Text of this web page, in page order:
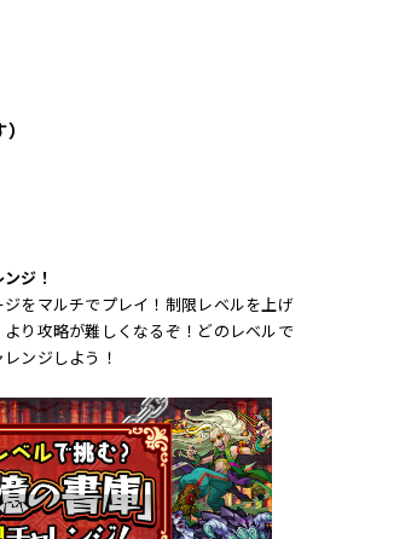
ジ！
ジをマルチでプレイ！制限レベルを上げ
り攻略が難しくなるぞ！どのレベルで
ンジしよう！